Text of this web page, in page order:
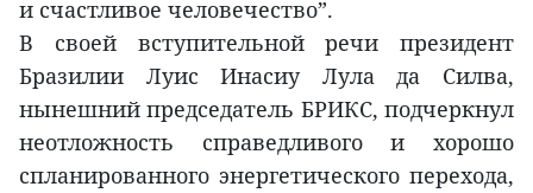
и счастливое человечество”.
В своей вступительной речи президент
Бразилии Луис Инасиу Лула да Силва,
нынешний председатель БРИКС, подчеркнул
неотложность справедливого и хорошо
спланированного энергетического перехода,